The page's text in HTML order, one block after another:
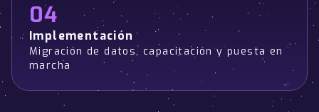
04
Implementación
Migración de datos, capacitación y puesta en
marcha